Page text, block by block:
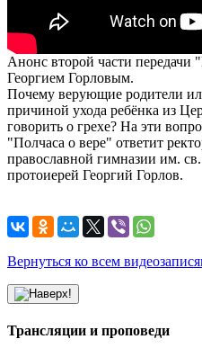
Анонс второй части передачи
Георгием Горловым.
Почему верующие родители
причиной ухода ребёнка из
говорить о грехе? На эти
"Полчаса о вере" ответит
православной гимназии им.
протоиерей Георгий Горлов.
Вернуться ко всем
Трансляции и проповеди